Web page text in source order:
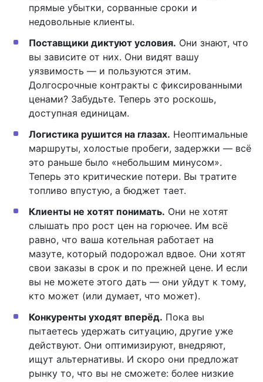
прямые убытки, сорванные сроки и
недовольные клиенты.
Поставщики диктуют условия. Они знают, что
вы зависите от них. Они видят вашу
уязвимость — и пользуются этим.
Долгосрочные контракты с фиксированными
ценами? Забудьте. Теперь это роскошь,
доступная единицам.
Логистика рушится на глазах. Неоптимальные
маршруты, холостые пробеги, задержки — всё
это раньше было «небольшим минусом».
Теперь это критические потери. Вы тратите
топливо впустую, а бюджет тает.
Клиенты не хотят понимать. Они не хотят
слышать про рост цен на горючее. Им всё
равно, что ваша котельная работает на
мазуте, который подорожал вдвое. Они хотят
свои заказы в срок и по прежней цене. И если
вы не можете этого дать — они уйдут к тому,
кто может (или думает, что может).
Конкуренты уходят вперёд. Пока вы
пытаетесь удержать ситуацию, другие уже
действуют. Они оптимизируют, внедряют,
ищут альтернативы. И скоро они предложат
рынку то, что вы не сможете: более низкие